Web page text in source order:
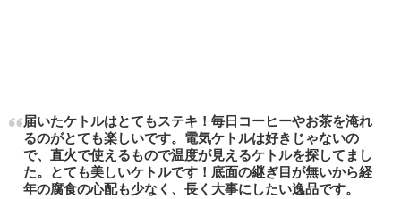
届いたケトルはとてもステキ！毎日コーヒーやお茶を淹れ
るのがとても楽しいです。電気ケトルは好きじゃないの
で、直火で使えるもので温度が見えるケトルを探してまし
た。とても美しいケトルです！底面の継ぎ目が無いから経
年の腐食の心配も少なく、長く大事にしたい逸品です。